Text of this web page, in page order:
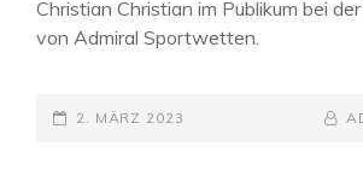
Christian Christian im Publikum bei
von Admiral Sportwetten.
POSTED-
2. MÄRZ 2023
BY